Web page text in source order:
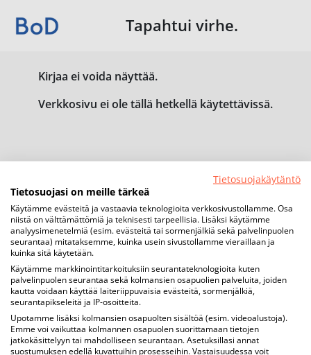
Tapahtui virhe.
Kirjaa ei voida näyttää.
Verkkosivu ei ole tällä hetkellä käytettävissä.
Tietosuojakäytäntö
Tietosuojasi on meille tärkeä
Käytämme evästeitä ja vastaavia teknologioita verkkosivustollamme. Osa
niistä on välttämättömiä ja teknisesti tarpeellisia. Lisäksi käytämme
analyysimenetelmiä (esim. evästeitä tai sormenjälkiä sekä palvelinpuolen
seurantaa) mitataksemme, kuinka usein sivustollamme vieraillaan ja
kuinka sitä käytetään.
Käytämme markkinointitarkoituksiin seurantateknologioita kuten
palvelinpuolen seurantaa sekä kolmansien osapuolien palveluita, joiden
kautta voidaan käyttää laiteriippuvaisia evästeitä, sormenjälkiä,
seurantapikseleitä ja IP-osoitteita.
Upotamme lisäksi kolmansien osapuolten sisältöä (esim. videoalustoja).
Emme voi vaikuttaa kolmannen osapuolen suorittamaan tietojen
jatkokäsittelyyn tai mahdolliseen seurantaan. Asetuksillasi annat
suostumuksen edellä kuvattuihin prosesseihin. Vastaisuudessa voit